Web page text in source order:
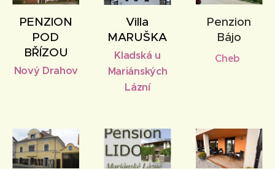
PENZION
POD
BŘÍZOU
Nový Drahov
Villa
MARUŠKA
Kladská u
Mariánských
Lázní
Penzion
Bájo
Cheb